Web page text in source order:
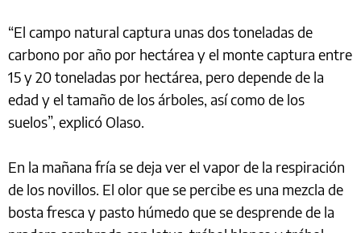
“El campo natural captura unas dos toneladas de
carbono por año por hectárea y el monte captura entre
15 y 20 toneladas por hectárea, pero depende de la
edad y el tamaño de los árboles, así como de los
suelos”, explicó Olaso.
En la mañana fría se deja ver el vapor de la respiración
de los novillos. El olor que se percibe es una mezcla de
bosta fresca y pasto húmedo que se desprende de la